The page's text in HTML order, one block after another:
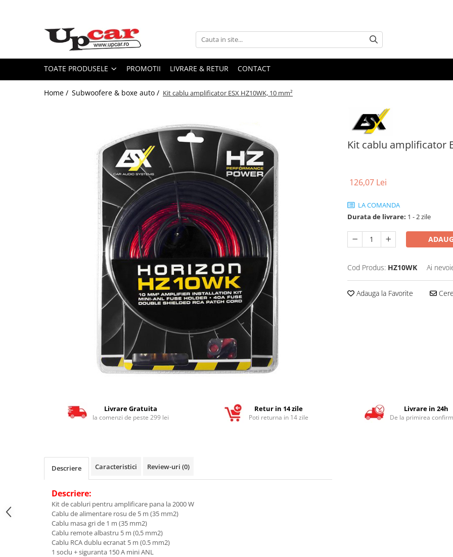
Toate Produsele
Tricicluri Electrice
ATV-uri Electrice
Trotinete Electrice
TOATE PRODUSELE PROMOTII LIVRARE & RETUR CONTACT
Home / Subwoofere & boxe auto / Kit cablu amplificator ESX HZ10WK, 10 mm²
Kit cablu amplificator
126,07 Lei
LA COMANDA
Durata de livrare: 1 - 2 zile
Cod Produs: HZ10WK Ai
Adauga la Favorite
Livrare Gratuita
la comenzi de peste 299 lei
Retur in 14 zile
Poti returna in 14 zile
Livrare in 24h
De la primirea
Descriere Caracteristici Review-uri (0)
Descriere:
Kit de cabluri pentru amplificare pana la 2000 W
Cablu de alimentare rosu de 5 m (35 mm2)
Cablu masa gri de 1 m (35 mm2)
Cablu remote albastru 5 m (0,5 mm2)
Cablu RCA dublu ecranat 5 m (0.5 mm2)
1 soclu + siguranta 150 A mini ANL